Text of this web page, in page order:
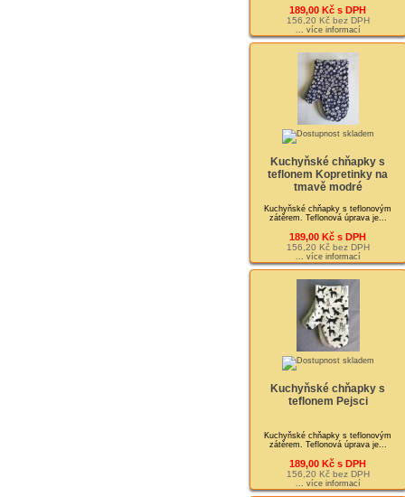
189,00 Kč s DPH
156,20 Kč bez DPH
... více informací
Kuchyňské chňapky s
teflonem Kopretinky na
tmavě modré
Kuchyňské chňapky s teflonovým
zátěrem. Teflonová úprava je...
189,00 Kč s DPH
156,20 Kč bez DPH
... více informací
Kuchyňské chňapky s
teflonem Pejsci
Kuchyňské chňapky s teflonovým
zátěrem. Teflonová úprava je...
189,00 Kč s DPH
156,20 Kč bez DPH
... více informací